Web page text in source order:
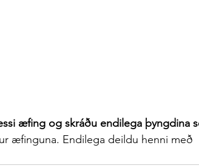
æfing og skráðu endilega þyngdina
æfinguna. Endilega deildu henni með